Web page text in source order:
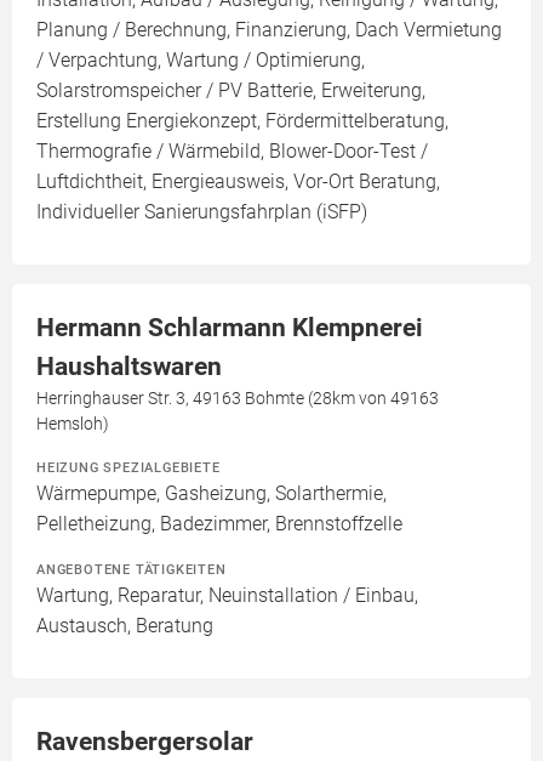
Planung / Berechnung, Finanzierung, Dach Vermietung
/ Verpachtung, Wartung / Optimierung,
Solarstromspeicher / PV Batterie, Erweiterung,
Erstellung Energiekonzept, Fördermittelberatung,
Thermografie / Wärmebild, Blower-Door-Test /
Luftdichtheit, Energieausweis, Vor-Ort Beratung,
Individueller Sanierungsfahrplan (iSFP)
Hermann Schlarmann Klempnerei
Haushaltswaren
Herringhauser Str. 3, 49163 Bohmte (28km von 49163
Hemsloh)
HEIZUNG SPEZIALGEBIETE
Wärmepumpe, Gasheizung, Solarthermie,
Pelletheizung, Badezimmer, Brennstoffzelle
ANGEBOTENE TÄTIGKEITEN
Wartung, Reparatur, Neuinstallation / Einbau,
Austausch, Beratung
Ravensbergersolar